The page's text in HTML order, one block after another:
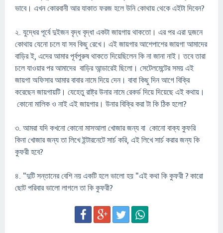
ভাবে। এখন কোরবানী আর যাকাত ফরজ হলে উনি কোথায় থেকে এইটা দিবেন?
২. যুদ্ধের পূর্বে দুইজন বৃদ্ধ বৃদ্ধা একটা জায়গায় থাকতো। এর পর এরা দুজনে
কোথায় যেনো চলে যা সব কিছু রেখে। এই জায়গার আশেপাশের জায়গা আমাদের
বাড়ির ই, এদের আমার পূর্বপুরুষ থাকতে দিয়েছিলেন কি না জানা নাই। তবে তারা
চলে যাওয়ার পর আমাদের বাড়ির আন্ডারেই ছিলো। সেটেলমেন্টের সময় এই
জায়গা অফিসার আমার বাবার নামে দিয়ে দেন। বাবা কিছু দিন আগে বিক্রি
করেছেন জায়গায়টি। যেহেতু রাষ্ট্র উনার নামে রেকর্ড দিয়ে দিয়েছে এই কথায়।
কোনো মালিক ও নাই এই জায়গার। উনার বিক্রি করা টা কি ঠিক হলো?
৩. আমরা যদি কখনো কোনো মাসআলা খোজার জন্য বা কোনো বাক্য কুফরি
কিনা খোজার জন্য তা লিখে ইন্টারনেটে সার্চ করি, এই লিখে সার্চ করার জন্য কি
কুফরী হবে?
৪. "দুটি সন্তানের বেশি নয় একটি হলে ভালো হয় "এই কথা কি কুফরী ? কারো
ছোট পরিবার ভালো লাগলে তা কি কুফরী?